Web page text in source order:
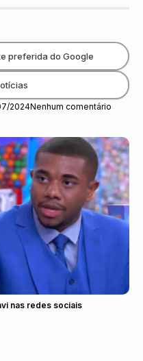
2024Nenhum comentário
preferida do Google
nas redes sociais